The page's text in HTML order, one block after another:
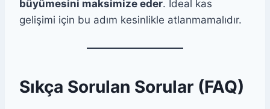
büyümesini maksimize eder. İdeal kas
gelişimi için bu adım kesinlikle atlanmamalıdır.
Sıkça Sorulan Sorular (FAQ)